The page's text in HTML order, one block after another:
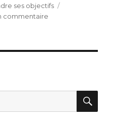
ses objectifs
commentaire